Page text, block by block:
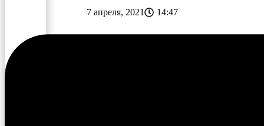
7 апреля, 2021 14:47